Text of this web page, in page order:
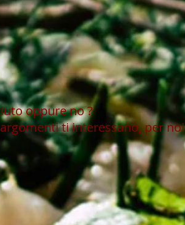
oppure no ?
ti interessano, per noi